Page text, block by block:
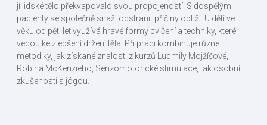
jí lidské tělo překvapovalo svou propojeností. S dospělými
pacienty se společně snaží odstranit příčiny obtíží. U dětí ve
věku od pěti let využívá hravé formy cvičení a techniky, které
vedou ke zlepšení držení těla. Při práci kombinuje různé
metodiky, jak získané znalosti z kurzů Ludmily Mojžíšové,
Robina McKenzieho, Senzomotorické stimulace, tak osobní
zkušenosti s jógou.